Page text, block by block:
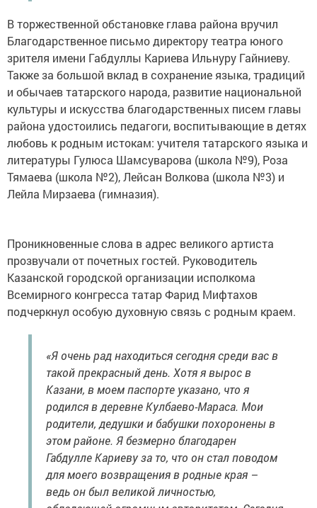
В торжественной обстановке глава района вручил
Благодарственное письмо директору театра юного
зрителя имени Габдуллы Кариева Ильнуру Гайниеву.
Также за большой вклад в сохранение языка, традиций
и обычаев татарского народа, развитие национальной
культуры и искусства благодарственных писем главы
района удостоились педагоги, воспитывающие в детях
любовь к родным истокам: учителя татарского языка и
литературы Гулюса Шамсуварова (школа №9), Роза
Тямаева (школа №2), Лейсан Волкова (школа №3) и
Лейла Мирзаева (гимназия).
Проникновенные слова в адрес великого артиста
прозвучали от почетных гостей. Руководитель
Казанской городской организации исполкома
Всемирного конгресса татар Фарид Мифтахов
подчеркнул особую духовную связь с родным краем.
«Я очень рад находиться сегодня среди вас в
такой прекрасный день. Хотя я вырос в
Казани, в моем паспорте указано, что я
родился в деревне Кулбаево-Мараса. Мои
родители, дедушки и бабушки похоронены в
этом районе. Я безмерно благодарен
Габдулле Кариеву за то, что он стал поводом
для моего возвращения в родные края –
ведь он был великой личностью,